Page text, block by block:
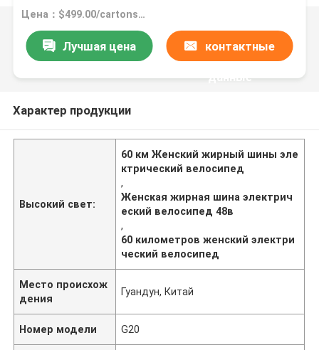
Аккумулятор
Цена：$499.00/cartons 1-49 cartons
Лучшая цена контактные
данные
Характер продукции
Высокий свет:
60 км Женский жирный шины эле
ктрический велосипед
,
Женская жирная шина электрич
еский велосипед 48в
,
60 километров женский электри
ческий велосипед
Место происхож
дения
Гуандун, Китай
Номер модели G20